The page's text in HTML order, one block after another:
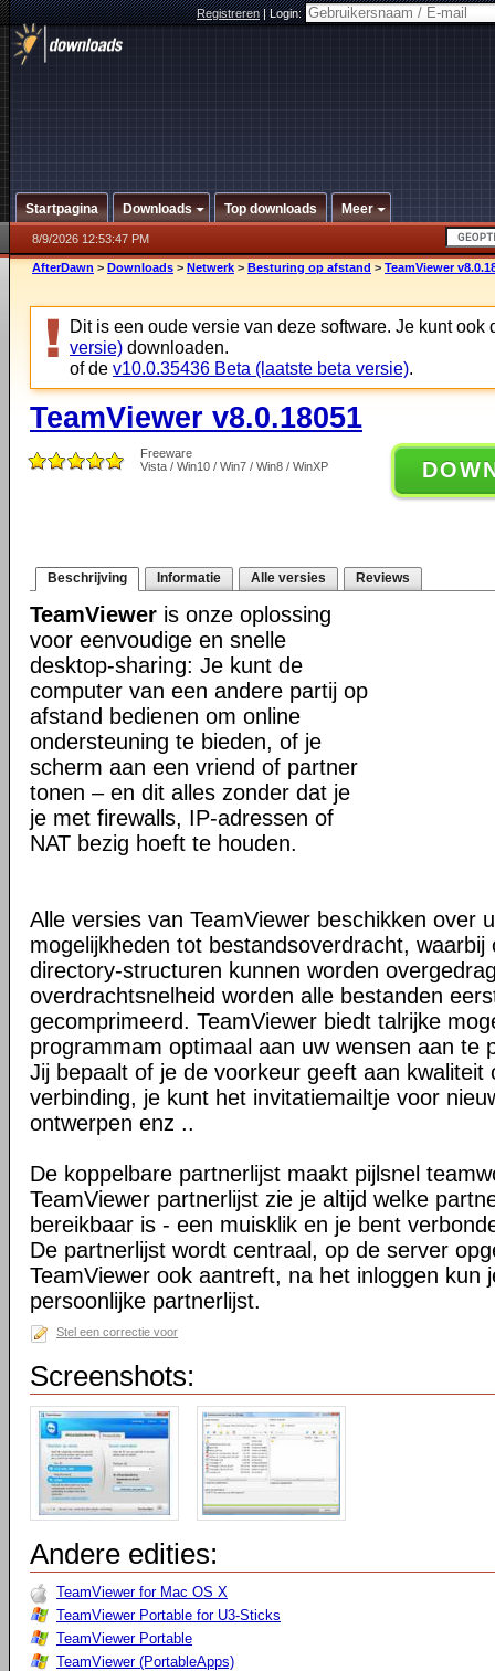
Registreren|Login:
Startpagina Downloads Top downloads Meer
8/9/2026 12:53:47 PM
AfterDawn > Downloads > Netwerk > Besturing op afstand > TeamViewer
Dit is een oude versie van deze software. Je kunt ook
versie) downloaden.
of de v10.0.35436 Beta (laatste beta versie).
TeamViewer v8.0.18051
Freeware
Vista / Win10 / Win7 / Win8 / WinXP
Beschrijving Informatie Alle versies Reviews
TeamViewer is onze oplossing
voor eenvoudige en snelle
desktop-sharing: Je kunt de
computer van een andere partij op
afstand bedienen om online
ondersteuning te bieden, of je
scherm aan een vriend of partner
tonen – en dit alles zonder dat je
je met firewalls, IP-adressen of
NAT bezig hoeft te houden.
Alle versies van TeamViewer beschikken over
mogelijkheden tot bestandsoverdracht, waarbij
directory-structuren kunnen worden
overdrachtsnelheid worden alle bestanden
gecomprimeerd. TeamViewer biedt talrijke
programmam optimaal aan uw wensen aan te
Jij bepaalt of je de voorkeur geeft aan kwaliteit
verbinding, je kunt het invitatiemailtje voor
ontwerpen enz ..
De koppelbare partnerlijst maakt pijlsnel
TeamViewer partnerlijst zie je altijd welke
bereikbaar is - een muisklik en je bent
De partnerlijst wordt centraal, op de server
TeamViewer ook aantreft, na het inloggen kun
persoonlijke partnerlijst.
Stel een correctie voor
Screenshots:
Andere edities:
TeamViewer for Mac OS X
TeamViewer Portable for U3-Sticks
TeamViewer Portable
TeamViewer (PortableApps)